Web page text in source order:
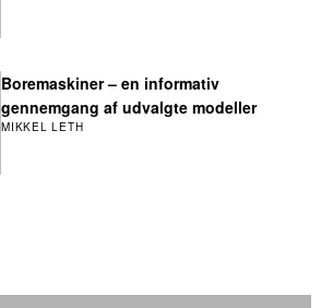
Boremaskiner – en informativ
gennemgang af udvalgte modeller
MIKKEL LETH